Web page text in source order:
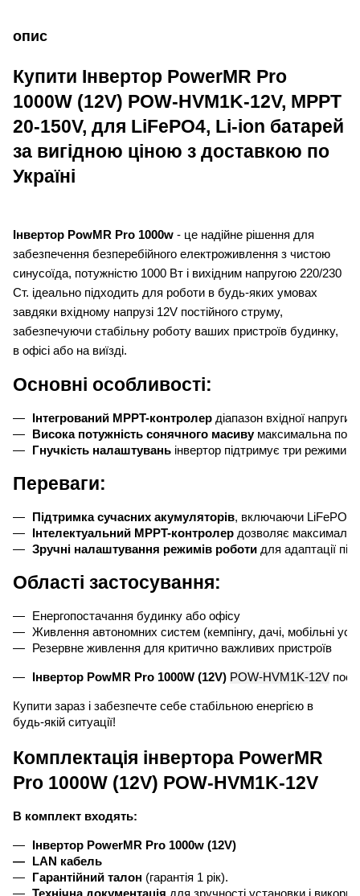
опис
Купити Інвертор PowerMR Pro
1000W (12V) POW-HVM1K-12V, MPPT
20-150V, для LiFePO4, Li-ion батарей
за вигідною ціною з доставкою по
Україні
Інвертор PowMR Pro 1000w - це надійне рішення для
забезпечення безперебійного електроживлення з чистою
синусоїда, потужністю 1000 Вт і вихідним напругою 220/230
Ст. ідеально підходить для роботи в будь-яких умовах
завдяки вхідному напрузі 12V постійного струму,
забезпечуючи стабільну роботу ваших пристроїв будинку,
в офісі або на виїзді.
Основні особливості:
Інтегрований MPPT-контролер діапазон вхідної
Висока потужність сонячного масиву максимальна
Гнучкість налаштувань інвертор підтримує три режими
Переваги:
Підтримка сучасних акумуляторів, включаючи LiFePO4 і
Інтелектуальний MPPT-контролер дозволяє
Зручні налаштування режимів роботи для адаптації під
Області застосування:
Енергопостачання будинку або офісу
Живлення автономних систем (кемпінгу, дачі, мобільні
Резервне живлення для критично важливих пристроїв
Інвертор PowMR Pro 1000W (12V) POW-HVM1K-12V
Купити зараз і забезпечте себе стабільною енергією в
будь-якій ситуації!
Комплектація інвертора PowerMR
Pro 1000W (12V) POW-HVM1K-12V
В комплект входять:
Інвертор PowerMR Pro 1000w (12V)
LAN кабель
Гарантійний талон (гарантія 1 рік).